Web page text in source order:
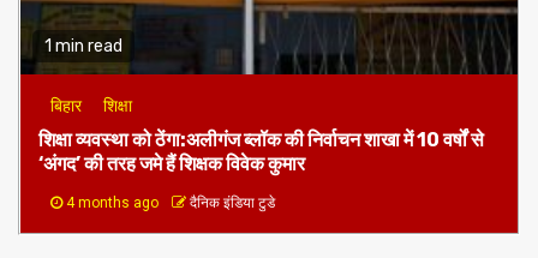
1 min read
बिहार शिक्षा
शिक्षा व्यवस्था को ठेंगा:अलीगंज ब्लॉक की निर्वाचन शाखा में 10 वर्षों से
‘अंगद’ की तरह जमे हैं शिक्षक विवेक कुमार
4 months ago दैनिक इंडिया टुडे